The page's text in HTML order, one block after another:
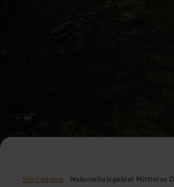
Startpagina Naturschutzgebiet Mittleres